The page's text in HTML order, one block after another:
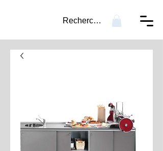
Recherche...